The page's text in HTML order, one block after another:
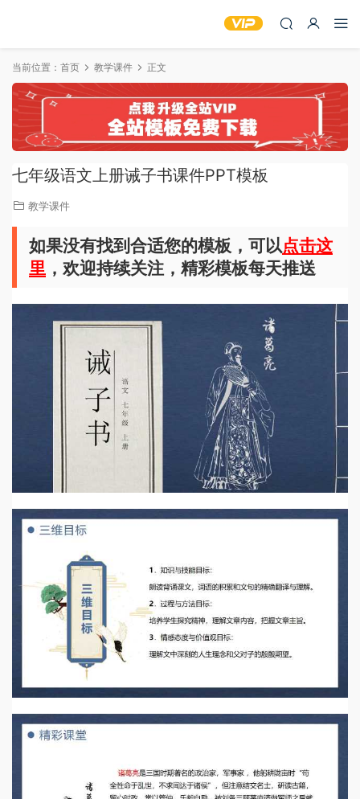
当前位置： 首页 教学课件 正文
七年级语文上册诫子书课件PPT模板
教学课件
如果没有找到合适您的模板，可以点击这
里 ，欢迎持续关注，精彩模板每天推送